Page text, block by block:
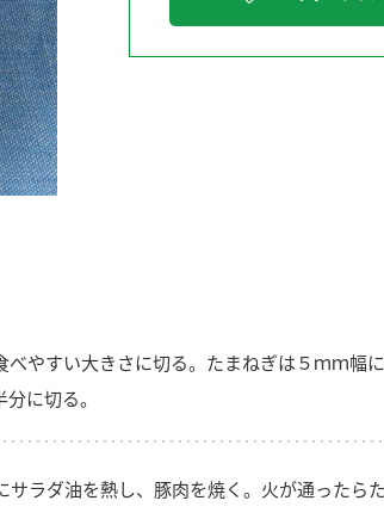
べやすい大きさに切る。たまねぎは５ｍｍ幅
に切る。
サラダ油を熱し、豚肉を焼く。火が通ったら